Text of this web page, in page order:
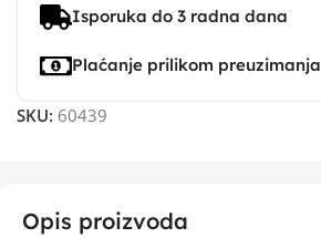
Isporuka do 3 radna dana
Plaćanje prilikom preuzimanja
SKU: 60439
Opis proizvoda